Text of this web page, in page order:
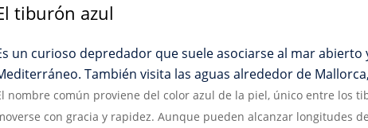
tiburón azul
un curioso depredador que suele asociarse al mar
También visita las aguas alrededor de
nombre común proviene del color azul de la piel, único entre los
con gracia y rapidez. Aunque pueden alcanzar longitudes